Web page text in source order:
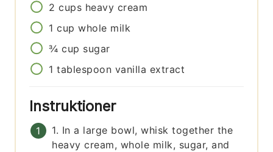
2 cups heavy cream
1 cup whole milk
¾ cup sugar
1 tablespoon vanilla extract
Instruktioner
1. In a large bowl, whisk together the
heavy cream, whole milk, sugar, and